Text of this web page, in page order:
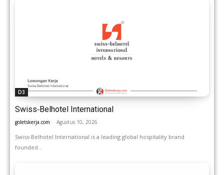
D3
Swiss‑Belhotel International
goletskerja.com - Agustus 10, 2026
Swiss‑Belhotel International is a leading global hospitality brand
founded...